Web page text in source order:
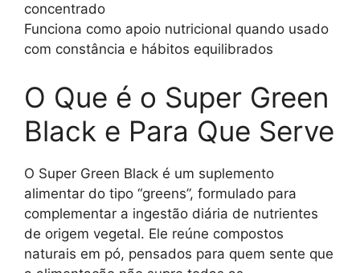
concentrado
Funciona como apoio nutricional quando usado
com constância e hábitos equilibrados
O Que é o Super Green
Black e Para Que Serve
O Super Green Black é um suplemento
alimentar do tipo “greens”, formulado para
complementar a ingestão diária de nutrientes
de origem vegetal. Ele reúne compostos
naturais em pó, pensados para quem sente que